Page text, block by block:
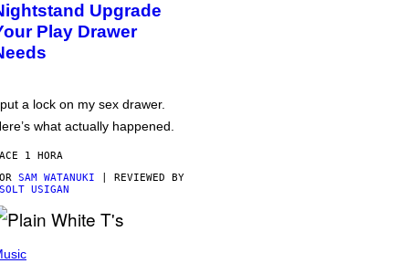
Upgrade
Play Drawer
a lock on my sex drawer.
what actually happened.
1 HORA
SAM WATANUKI | REVIEWED BY
USIGAN